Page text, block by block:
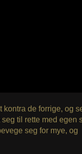
kontra de forrige, og
til rette med egen
seg for mye, og